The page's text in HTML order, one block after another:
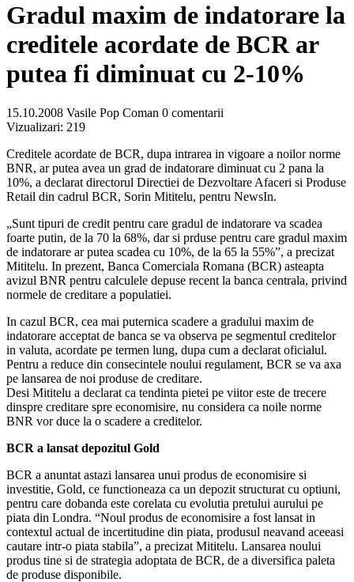
Gradul maxim de indatorare la
creditele acordate de BCR ar
putea fi diminuat cu 2-10%
15.10.2008 Vasile Pop Coman 0 comentarii
Vizualizari: 219
Creditele acordate de BCR, dupa intrarea in vigoare a noilor norme
BNR, ar putea avea un grad de indatorare diminuat cu 2 pana la
10%, a declarat directorul Directiei de Dezvoltare Afaceri si Produse
Retail din cadrul BCR, Sorin Mititelu, pentru NewsIn.
„Sunt tipuri de credit pentru care gradul de indatorare va scadea
foarte putin, de la 70 la 68%, dar si prduse pentru care gradul maxim
de indatorare ar putea scadea cu 10%, de la 65 la 55%”, a precizat
Mititelu. In prezent, Banca Comerciala Romana (BCR) asteapta
avizul BNR pentru calculele depuse recent la banca centrala, privind
normele de creditare a populatiei.
In cazul BCR, cea mai puternica scadere a gradului maxim de
indatorare acceptat de banca se va observa pe segmentul creditelor
in valuta, acordate pe termen lung, dupa cum a declarat oficialul.
Pentru a reduce din consecintele noului regulament, BCR se va axa
pe lansarea de noi produse de creditare.
Desi Mititelu a declarat ca tendinta pietei pe viitor este de trecere
dinspre creditare spre economisire, nu considera ca noile norme
BNR vor duce la o scadere a creditelor.
BCR a lansat depozitul Gold
BCR a anuntat astazi lansarea unui produs de economisire si
investitie, Gold, ce functioneaza ca un depozit structurat cu optiuni,
pentru care dobanda este corelata cu evolutia pretului aurului pe
piata din Londra. “Noul produs de economisire a fost lansat in
contextul actual de incertitudine din piata, produsul neavand aceeasi
cautare intr-o piata stabila”, a precizat Mititelu. Lansarea noului
produs tine si de strategia adoptata de BCR, de a diversifica paleta
de produse disponibile.